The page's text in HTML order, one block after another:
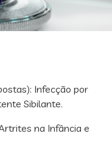
Infecção por
Sibilante.
na Infância e